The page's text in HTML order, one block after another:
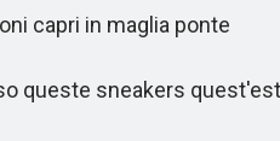
capri in maglia ponte
queste sneakers